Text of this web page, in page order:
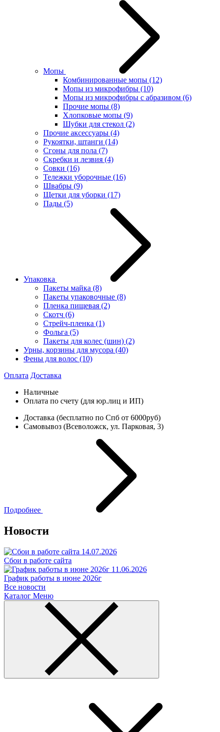
Мопы
Комбинированные мопы (12)
Мопы из микрофибры (10)
Мопы из микрофибры с абразивом (6)
Прочие мопы (8)
Хлопковые мопы (9)
Шубки для стекол (2)
Прочие аксессуары (4)
Рукоятки, штанги (14)
Сгоны для пола (7)
Скребки и лезвия (4)
Совки (16)
Тележки уборочные (16)
Швабры (9)
Щетки для уборки (17)
Пады (5)
Упаковка
Пакеты майка (8)
Пакеты упаковочные (8)
Пленка пищевая (2)
Скотч (6)
Стрейч-пленка (1)
Фольга (5)
Пакеты для колес (шин) (2)
Урны, корзины для мусора (40)
Фены для волос (10)
Оплата Доставка
Наличные
Оплата по счету (для юр.лиц и ИП)
Доставка (бесплатно по Спб от 6000руб)
Самовывоз (Всеволожск, ул. Парковая, 3)
Подробнее
Новости
14.07.2026
Сбои в работе сайта
11.06.2026
График работы в июне 2026г
Все новости
Каталог Меню